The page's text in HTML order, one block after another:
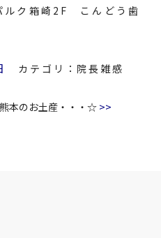
ク箱崎2F こんどう歯
カテゴリ： 院長雑感
熊本のお土産・・・☆ >>